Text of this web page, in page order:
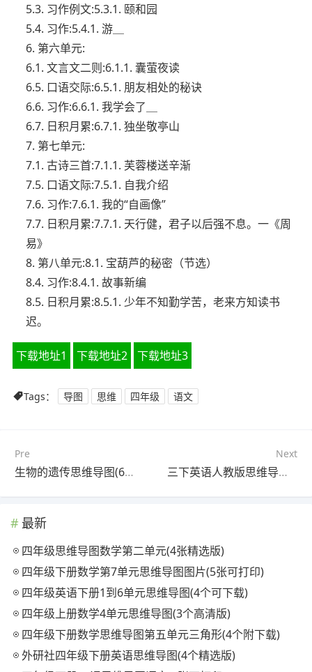
5.3. 习作例文:5.3.1. 颐和园
5.4. 习作:5.4.1. 游＿
6. 第六单元:
6.1. 文言文二则:6.1.1. 囊萤夜读
6.5. 口语交际:6.5.1. 朋友相处的秘诀
6.6. 习作:6.6.1. 我学会了＿
6.7. 日积月累:6.7.1. 独坐敬亭山
7. 第七单元:
7.1. 古诗三首:7.1.1. 芙蓉楼送辛渐
7.5. 口语文际:7.5.1. 自我介绍
7.6. 习作:7.6.1. 我的“自画像”
7.7. 日积月累:7.7.1. 天行健，君子以后强不息。一《周
易》
8. 第八单元:8.1. 宝葫芦的秘密（节选）
8.4. 习作:8.4.1. 故事新编
8.5. 日积月累:8.5.1. 少年不知勤学苦，老来方知读书
迟。
下载地址1 下载地址2 下载地址3
Tags： 导图 思维 四年级 语文
Pre
生物的遗传思维导图(6张高清版)
Next
三下英语人教版思维导图(3个高清版)
最新
四年级思维导图数学第二单元(4张精选版)
四年级下册数学第7单元思维导图图片(5张可打印)
四年级英语下册1到6单元思维导图(4个可下载)
四年级上册数学4单元思维导图(3个高清版)
四年级下册数学思维导图第五单元三角形(4个附下载)
外研社四年级下册英语思维导图(4个精选版)